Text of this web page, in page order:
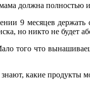
должна
9 месяцев
но никто не будет
того что
какие продукты